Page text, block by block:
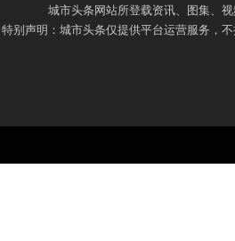
城市头条网站所登载资讯、图集、
特别声明：城市头条仅提供平台运营服务，